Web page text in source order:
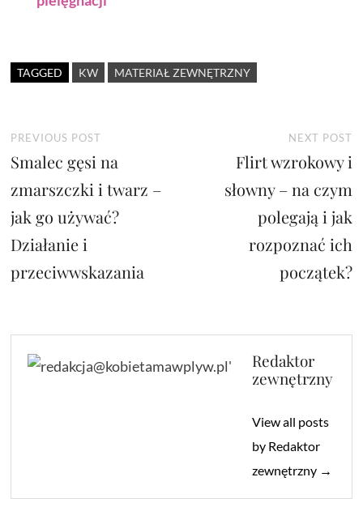
TAGGED KW MATERIAŁ ZEWNĘTRZNY
Nawigacja
wpisu
PREVIOUS POST
post:
Smalec gęsi na
zmarszczki i twarz –
jak go używać?
Działanie i
przeciwwskazania
NEXT POST
Flirt wzrokowy i
słowny – na czym
polegają i jak
rozpoznać ich
początek?
Redaktor
zewnętrzny
View all posts
by Redaktor
zewnętrzny →